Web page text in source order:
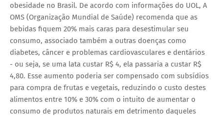
obesidade no Brasil. De acordo com informações do UOL, A
OMS (Organização Mundial de Saúde) recomenda que as
bebidas fiquem 20% mais caras para desestimular seu
consumo, associado também a outras doenças como
diabetes, câncer e problemas cardiovasculares e dentários
- ou seja, se uma lata custar R$ 4, ela passaria a custar R$
4,80. Esse aumento poderia ser compensado com subsídios
para compra de frutas e vegetais, reduzindo o custo destes
alimentos entre 10% e 30% com o intuito de aumentar o
consumo de produtos naturais em detrimento daqueles